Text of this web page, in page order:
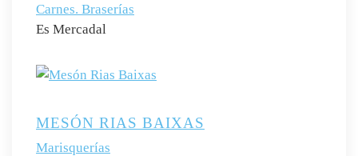
Carnes. Braserías
Es Mercadal
MESÓN RIAS BAIXAS
Marisquerías